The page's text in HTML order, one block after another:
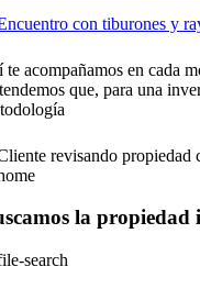
te acompañamos en cada
que, para una
la propiedad